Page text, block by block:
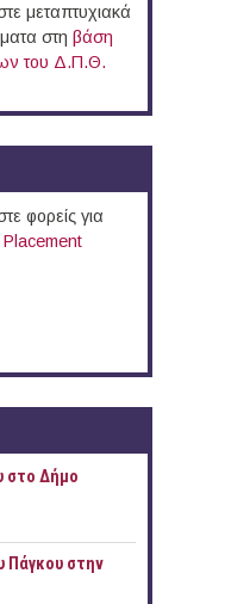
μεταπτυχιακά
στη βάση
του Δ.Π.Θ.
φορείς για
στο Δήμο
Πάγκου στην